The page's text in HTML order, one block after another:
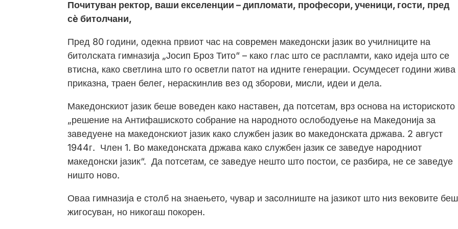
Почитуван ректор, ваши екселенции – дипломати, професори, ученици, гости, пред
сè битолчани,
Пред 80 години, одекна првиот час на современ македонски јазик во училниците на
битолската гимназија „Јосип Броз Тито“ – како глас што се распламти, како идеја што се
втисна, како светлина што го осветли патот на идните генерации. Осумдесет години жива
приказна, траен белег, нераскинлив вез од зборови, мисли, идеи и дела.
Македонскиот јазик беше воведен како наставен, да потсетам, врз основа на историското
„решение на Антифашиското собрание на народното ослободуење на Македонија за
заведуене на македонскиот јазик како службен јазик во македонската држава. 2 август
1944г. Член 1. Во македонската држава како службен јазик се заведуе народниот
македонски јазик“. Да потсетам, се заведуе нешто што постои, се разбира, не се заведуе
ништо ново.
Оваа гимназија е столб на знаењето, чувар и засолниште на јазикот што низ вековите
жигосуван, но никогаш покорен.